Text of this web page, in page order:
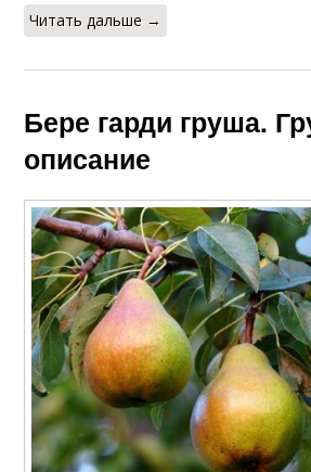
Читать дальше →
Бере гарди груша.
описание